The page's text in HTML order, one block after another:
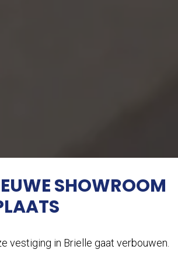
SHOWROOM
vestiging in Brielle gaat verbouwen.